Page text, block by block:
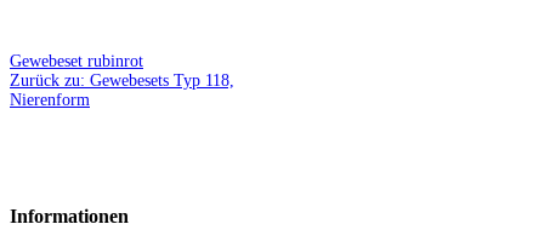
Gewebeset rubinrot
Zurück zu: Gewebesets Typ 118,
Nierenform
Informationen